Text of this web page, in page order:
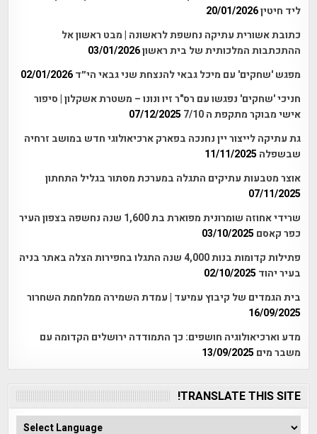
ליד חיטין20/01/2026
כתובת אשורית עתיקה נחשפת לראשונה | מבט ראשון אל
ההתכתבות המלכותית של בית ראשון03/01/2026
מפגש 'שחקים' עם מיכל גבאי להנצחת שני גבאי הי״ד 02/01/2026
חניכי 'שחקים' נפגשו עם רס"ר זיו ונונו – משטרת אשקלון | סיפור
אישי מבוקר מתקפת ה 7/10
07/12/2025
גת עתיקה לייצור יין נחנכה בפארק ארכיאולוגי חדש במושב זרחיה
שבשפלה 11/11/2025
אוצר מטבעות עתיקים התגלה במערכת מסתור בגליל התחתון
07/11/2025
שרידי אחוזה שומרונית מפוארת בת 1,600 שנה נחשפה בצפון העיר
כפר קאסם 03/10/2025
פתילות קדומות בנות 4,000 שנה התגלו בחפירות הצלה באתר בניה
בעיר יהוד 02/10/2025
בית הגמדים של קיבוץ עמיעד | עמדת השמירה ממלחמת השחרור
16/09/2025
מדע וארכיאולוגיה חושפים: כך התמודדה ירושלים הקדומה עם
משבר מים 13/09/2025
TRANSLATE THIS SITE!